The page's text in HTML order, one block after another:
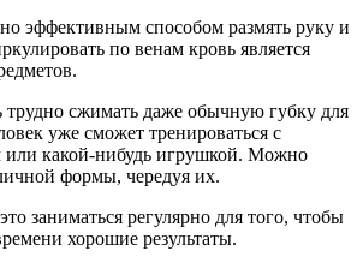
эффективным способом размять руку и
по венам кровь является
трудно сжимать даже обычную губку для
уже сможет тренироваться с
какой-нибудь игрушкой. Можно
формы, чередуя их.
заниматься регулярно для того, чтобы
хорошие результаты.